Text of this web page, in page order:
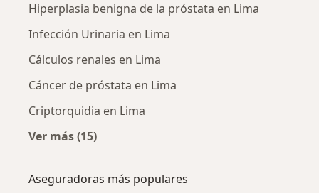
Hiperplasia benigna de la próstata en Lima
Infección Urinaria en Lima
Cálculos renales en Lima
Cáncer de próstata en Lima
Criptorquidia en Lima
Ver más (15)
Aseguradoras más populares